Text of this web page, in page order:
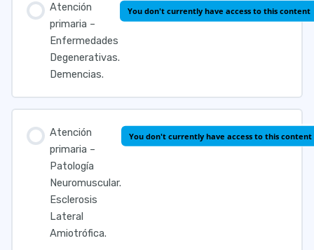
Atención
primaria –
Enfermedades
Degenerativas.
Demencias.
You don't currently have access to this content
Atención
primaria –
Patología
Neuromuscular.
Esclerosis
Lateral
Amiotrófica.
You don't currently have access to this content